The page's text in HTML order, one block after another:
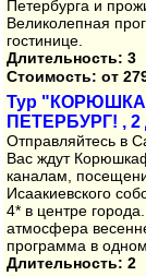
Петербурга и
Великолепная
гостинице.
Длительность: 3
Стоимость: от
Тур
ПЕТЕРБУРГ! , 2
Отправляйтесь в
Вас ждут
каналам,
Исаакиевского
4* в центре
атмосфера
программа в
Длительность: 2